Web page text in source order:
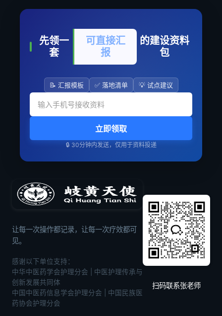
先领一
套
可直接汇
报
的建设资料
包
📝 汇报模板 ✅ 落地清单 💡 试点建议
立即领取
🔒 30分钟内发送，仅用于资料投递
让每一次操作都记录，让每一次疗效都可
见。
感谢以下单位支持：
中华中医药学会护理分会 | 中医护理传承与
创新发展共同体
中国中医药信息学会护理分会 | 中国民族医
药协会护理分会
扫码联系张老师